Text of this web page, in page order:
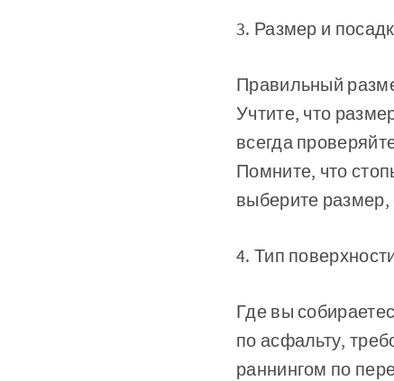
3. Размер и
Правильный
Учтите, что
всегда
Помните, что
выберите
4. Тип
Где вы
по асфальту,
раннингом по